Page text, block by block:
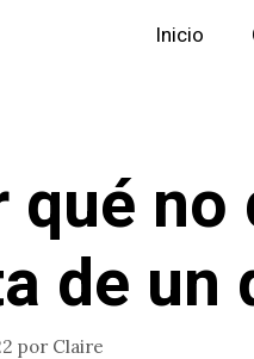
Inicio
qué
de un
por Claire